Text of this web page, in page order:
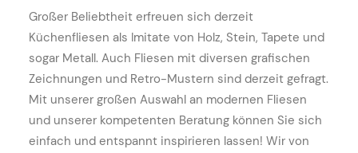
Großer Beliebtheit erfreuen sich derzeit
Küchenfliesen als Imitate von Holz, Stein, Tapete und
sogar Metall. Auch Fliesen mit diversen grafischen
Zeichnungen und Retro-Mustern sind derzeit gefragt.
Mit unserer großen Auswahl an modernen Fliesen
und unserer kompetenten Beratung können Sie sich
einfach und entspannt inspirieren lassen! Wir von